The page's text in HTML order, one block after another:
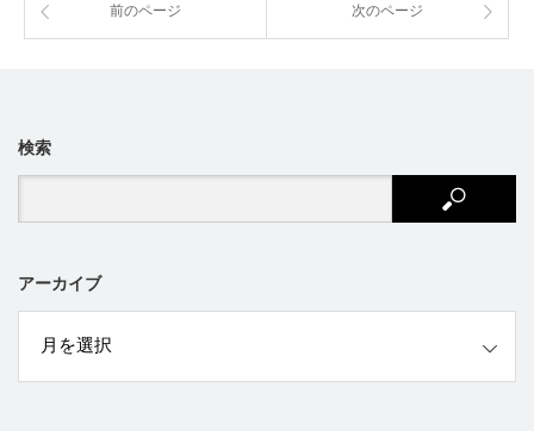
前のページ 次のページ
検索
アーカイブ